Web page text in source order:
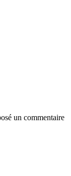
un commentaire